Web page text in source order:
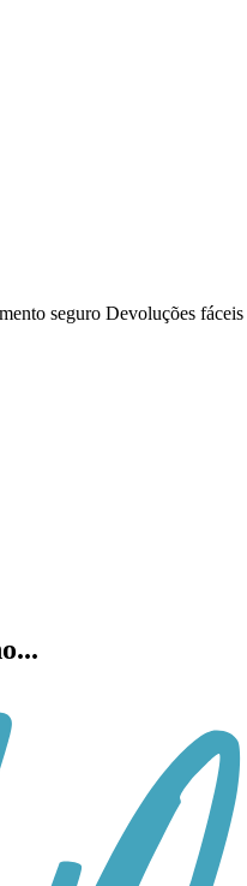
seguro Devoluções fáceis